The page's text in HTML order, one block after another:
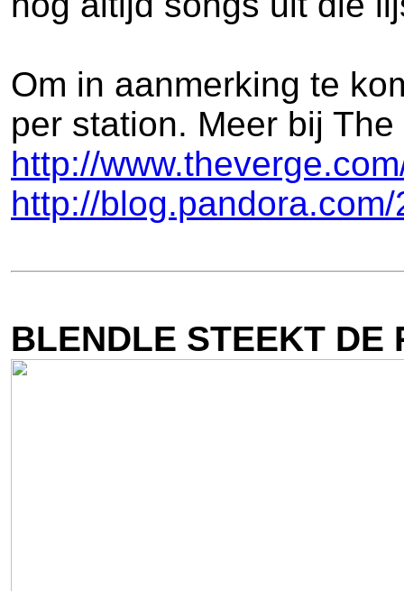
Om in aanmerking te
per station. Meer bij
http://
http://
BLENDLE STEEKT DE